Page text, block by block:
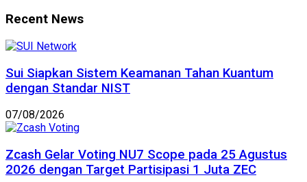
Recent News
Sui Siapkan Sistem Keamanan Tahan Kuantum
dengan Standar NIST
07/08/2026
Zcash Gelar Voting NU7 Scope pada 25 Agustus
2026 dengan Target Partisipasi 1 Juta ZEC